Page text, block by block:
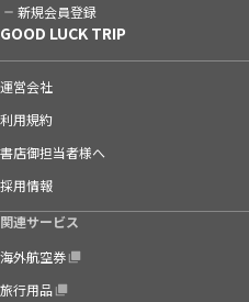
新規会員登録
GOOD LUCK TRIP
運営会社
利用規約
書店御担当者様へ
採用情報
関連サービス
海外航空券
旅行用品